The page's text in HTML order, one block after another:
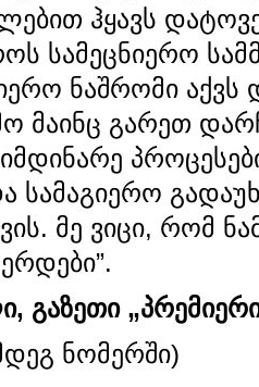
ჰყავს
სამეცნიერო
ნაშრომი
მაინც გარეთ
სამაგიერო
მე ვიცი, რომ
გაზეთი
შემდეგ